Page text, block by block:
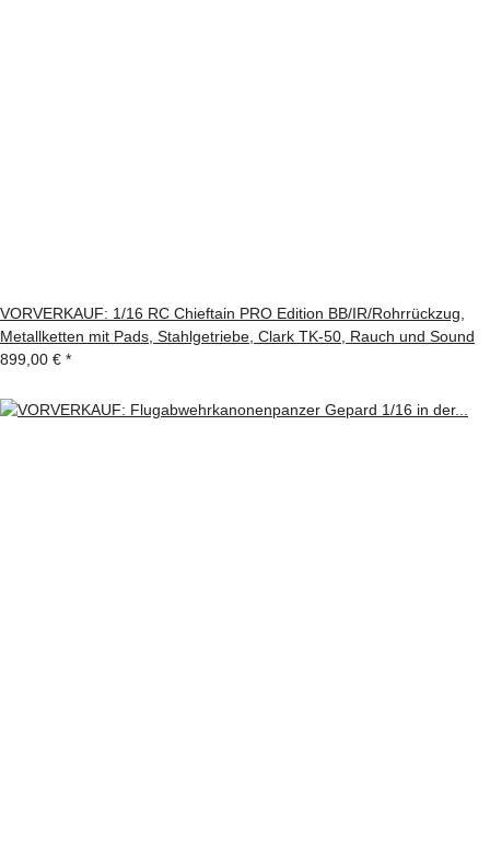
VORVERKAUF: 1/16 RC Chieftain PRO Edition BB/IR/Rohrrückzug,
Metallketten mit Pads, Stahlgetriebe, Clark TK-50, Rauch und Sound
899,00 € *